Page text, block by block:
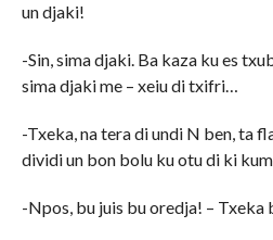
un djaki!
-Sin, sima djaki. Ba kaza ku es
sima djaki me – xeiu di txifri…
-Txeka, na tera di undi N ben, ta
dividi un bon bolu ku otu di ki
-Npos, bu juis bu oredja! – Txeka